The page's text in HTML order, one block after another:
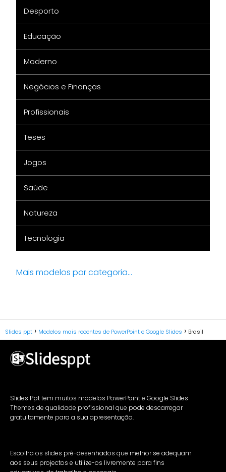
Desporto
Educação
Moderno
Negócios e Finanças
Profissionais
Teses
Jogos
Saúde
Natureza
Tecnologia
Mais modelos por categoria...
Slides ppt Modelos mais recentes de PowerPoint e Google Slides Brasil
Slides Ppt tem muitos modelos PowerPoint e Google Slides
Themes de qualidade profissional que pode descarregar
gratuitamente para a sua apresentação.
Escolha os slides pré-desenhados que melhor se adequam
aos seus projectos e utilize-os livremente para fins